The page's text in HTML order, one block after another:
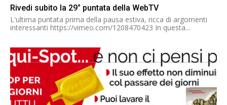
Rivedi subito la 29° puntata della WebTV
L'ultima puntata prima della pausa estiva, ricca di argomenti
interessanti https://vimeo.com/1208470423 In questa...